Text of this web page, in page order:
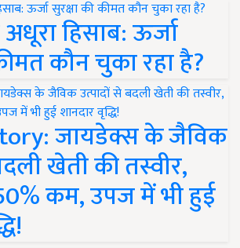
हिसाब: ऊर्जा
कौन चुका रहा है?
जायडेक्स के जैविक
खेती की तस्वीर,
कम, उपज में भी हुई